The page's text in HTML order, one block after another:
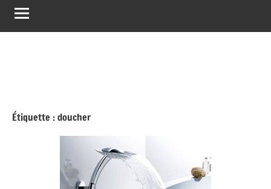
Étiquette :doucher